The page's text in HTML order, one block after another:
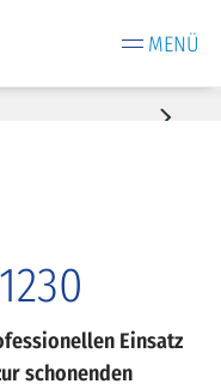
MENÜ
Einsatz
schonenden